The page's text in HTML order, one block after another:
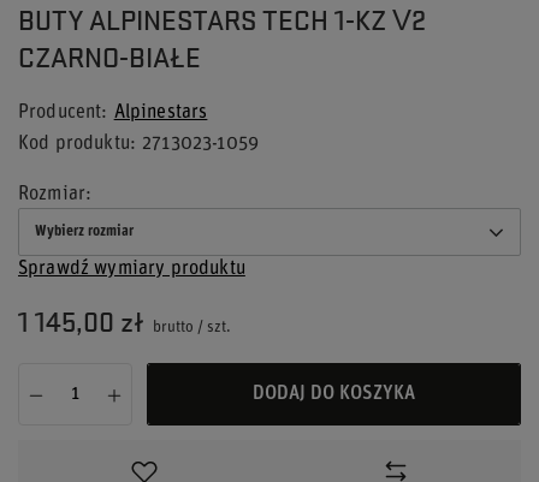
BUTY ALPINESTARS TECH 1-KZ V2
CZARNO-BIAŁE
Producent
Alpinestars
Kod produktu
2713023-1059
Rozmiar
Wybierz rozmiar
Sprawdź wymiary produktu
1 145,00 zł brutto / szt.
DODAJ DO KOSZYKA